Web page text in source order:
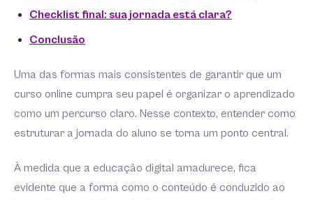
Checklist final: sua jornada está clara?
Conclusão
Uma das formas mais consistentes de garantir que um
curso online cumpra seu papel é organizar o aprendizado
como um percurso claro. Nesse contexto, entender como
estruturar a jornada do aluno se torna um ponto central.
À medida que a educação digital amadurece, fica
evidente que a forma como o conteúdo é conduzido ao